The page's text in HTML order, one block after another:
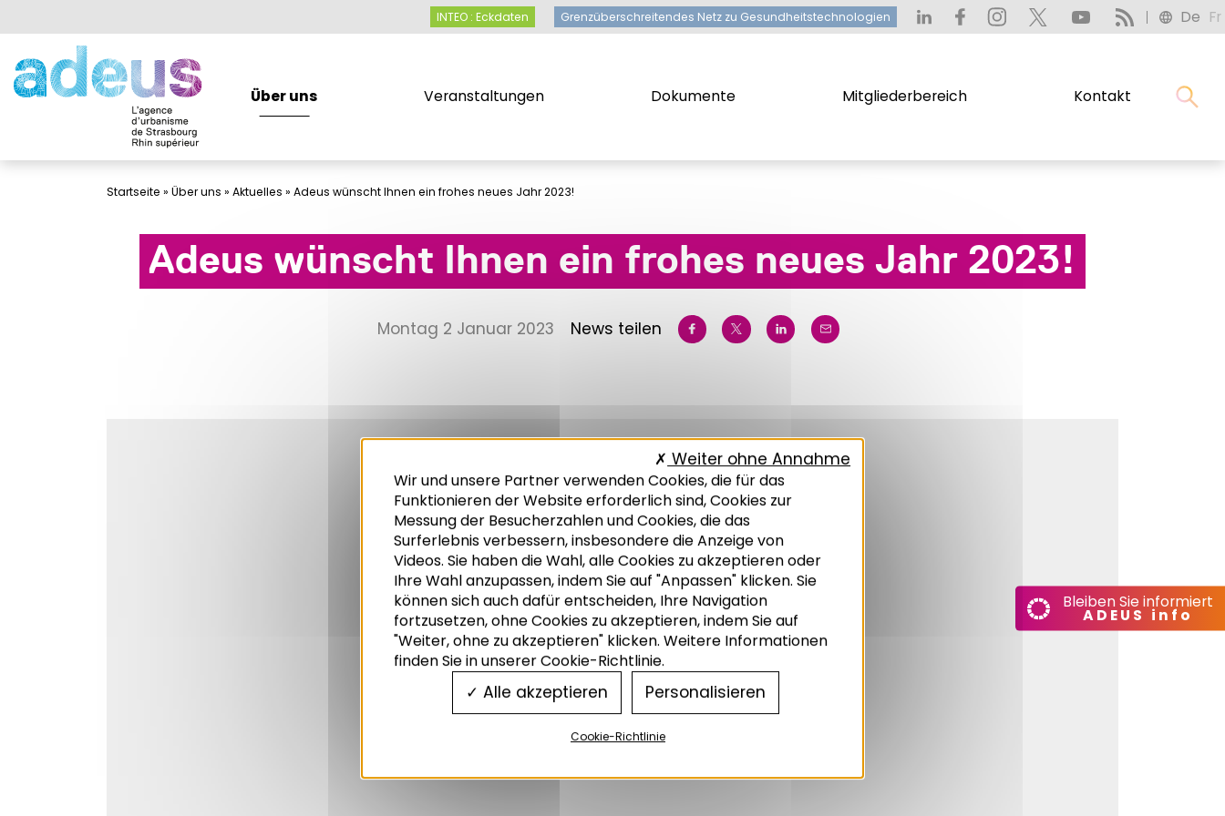
Über uns Veranstaltungen Dokumente Mitgliederbereich Kontakt
INTEO : Eckdaten Grenzüberschreitendes Netz zu Gesundheitstechnologien De Fr
INTEO : Eckdaten Grenzüberschreitendes Netz zu Gesundheitstechnologien De Fr
Startseite » Über uns » Aktuelles » Adeus wünscht Ihnen ein frohes neues Jahr 2023!
Adeus wünscht Ihnen ein frohes neues Jahr 2023!
Montag 2 Januar 2023 News teilen
Bleiben Sie informiert
ADEUS info
Wir und unsere Partner verwenden Cookies, die für das
Funktionieren der Website erforderlich sind, Cookies zur
Messung der Besucherzahlen und Cookies, die das
Surferlebnis verbessern, insbesondere die Anzeige von
Videos. Sie haben die Wahl, alle Cookies zu akzeptieren oder
Ihre Wahl anzupassen, indem Sie auf "Anpassen" klicken. Sie
können sich auch dafür entscheiden, Ihre Navigation
fortzusetzen, ohne Cookies zu akzeptieren, indem Sie auf
"Weiter, ohne zu akzeptieren" klicken. Weitere Informationen
finden Sie in unserer Cookie-Richtlinie.
Alle akzeptieren
Weiter ohne Annahme
Personalisieren
Cookie-Richtlinie